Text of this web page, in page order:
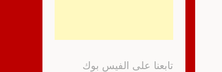
تابعنا على الفيس بوك